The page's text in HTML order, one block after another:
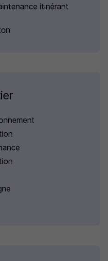
itinérant